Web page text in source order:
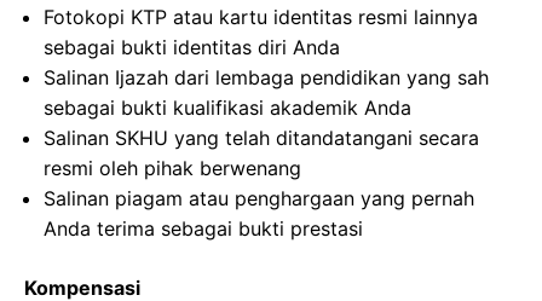
Fotokopi KTP atau kartu identitas resmi lainnya
sebagai bukti identitas diri Anda
Salinan Ijazah dari lembaga pendidikan yang sah
sebagai bukti kualifikasi akademik Anda
Salinan SKHU yang telah ditandatangani secara
resmi oleh pihak berwenang
Salinan piagam atau penghargaan yang pernah
Anda terima sebagai bukti prestasi
Kompensasi